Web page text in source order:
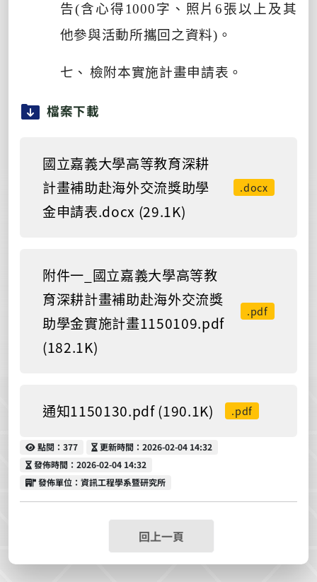
告(含心得1000字、照片6張以上及其
他參與活動所攜回之資料) 。
七、 檢附本實施計畫申請表。
檔案下載
國立嘉義大學高等教育深耕
計畫補助赴海外交流獎助學
金申請表.docx (29.1K)
.docx
附件一_國立嘉義大學高等教
育深耕計畫補助赴海外交流獎
助學金實施計畫1150109.pdf
(182.1K)
.pdf
通知1150130.pdf (190.1K) .pdf
點閱
點閱：377 更新時間
更新時間：2026-02-04 14:32
發佈時間
發佈時間：2026-02-04 14:32
發佈單位
發佈單位：資訊工程學系暨研究所
回上一頁